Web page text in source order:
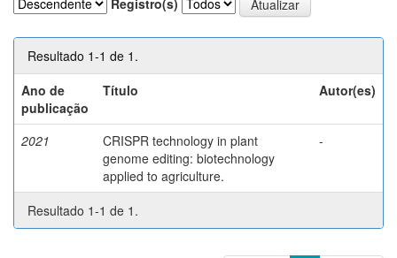
Resultado 1-1 de 1.
Ano de
publicação
Título Autor(es)
2021
CRISPR technology in plant
genome editing: biotechnology
applied to agriculture.
-
Resultado 1-1 de 1.